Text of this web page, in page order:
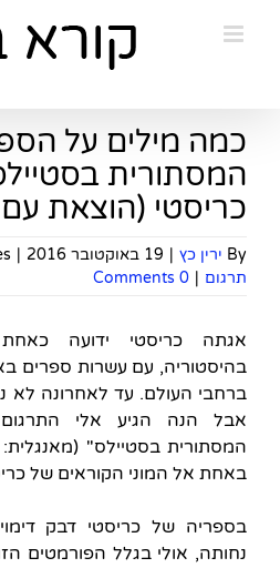
כמה מילים על
המסתורית
כריסטי (הוצאת
By ירין כץ | 19 באוקטובר 2016 |
תרגום |
0 Comments
אגתה כריסטי ידועה
בהיסטוריה, עם עשרות ספרים
ברחבי העולם. עד לאחרונה לא
אבל הנה הגיע אלי
המסתורית בסטיילס" (מאנגלית:
באחת אל המוני הקוראים של
בספריה של כריסטי דבק
נחותה, אולי בגלל הפורמטים